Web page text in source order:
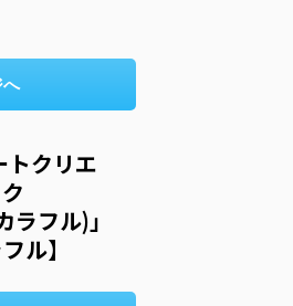
トクリエ
フル)」
ル】